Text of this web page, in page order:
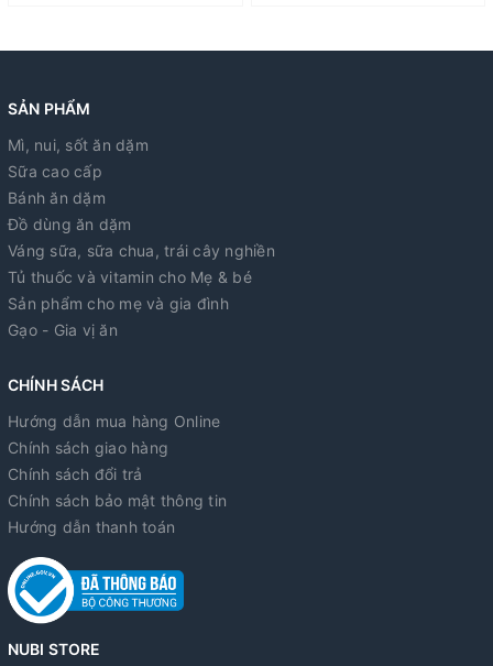
SẢN PHẨM
Mì, nui, sốt ăn dặm
Sữa cao cấp
Bánh ăn dặm
Đồ dùng ăn dặm
Váng sữa, sữa chua, trái cây nghiền
Tủ thuốc và vitamin cho Mẹ & bé
Sản phẩm cho mẹ và gia đình
Gạo - Gia vị ăn
CHÍNH SÁCH
Hướng dẫn mua hàng Online
Chính sách giao hàng
Chính sách đổi trả
Chính sách bảo mật thông tin
Hướng dẫn thanh toán
NUBI STORE